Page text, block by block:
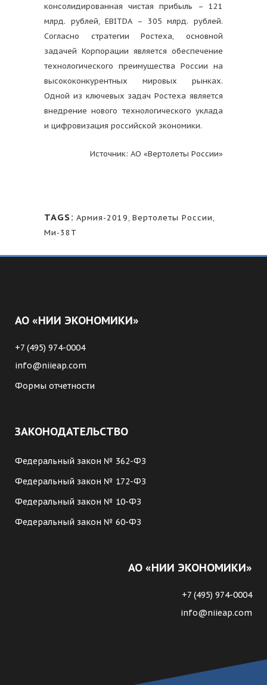
консолидированная чистая прибыль – 121
млрд. рублей, EBITDA – 305 млрд. рублей.
Согласно стратегии Ростеха, основной
задачей Корпорации является обеспечение
технологического преимущества России на
высококонкурентных мировых рынках.
Одной из ключевых задач Ростеха является
внедрение нового технологического уклада
и цифровизация российской экономики.
Источник: АО «Вертолеты России»
TAGS: Армия-2019, Вертолеты России,
Ми-38Т
АО «НИИ ЭКОНОМИКИ»
+7 (495) 974-0004
info@niieap.com
Формы отчетности
ЗАКОНОДАТЕЛЬСТВО
Федеральный закон № 362-ФЗ
Федеральный закон № 172-ФЗ
Федеральный закон № 10-ФЗ
Федеральный закон № 60-ФЗ
АО «НИИ ЭКОНОМИКИ»
+7 (495) 974-0004
info@niieap.com